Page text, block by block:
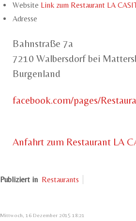
Website Link zum Restaurant LA
Adresse
Bahnstraße 7a
7210 Walbersdorf bei
Burgenland
facebook.com/pages/
Anfahrt zum Restaurant LA
Publiziert in Restaurants
Mittwoch, 16 Dezember 2015 18:21